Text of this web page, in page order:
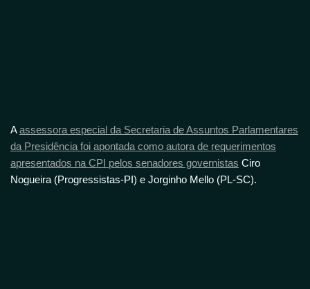
Aassessora especial da Secretaria de Assuntos Parlamentares
da Presidência foi apontada como autora de requerimentos
apresentados na CPI pelos senadores governistas Ciro
Nogueira (Progressistas-PI) e Jorginho Mello (PL-SC).